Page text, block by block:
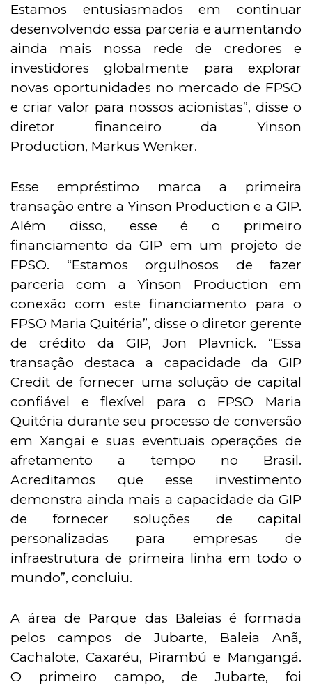
Estamos entusiasmados em continuar
desenvolvendo essa parceria e aumentando
ainda mais nossa rede de credores e
investidores globalmente para explorar
novas oportunidades no mercado de FPSO
e criar valor para nossos acionistas”, disse o
diretor financeiro da Yinson
Production, Markus Wenker.
Esse empréstimo marca a primeira
transação entre a Yinson Production e a GIP.
Além disso, esse é o primeiro
financiamento da GIP em um projeto de
FPSO. “Estamos orgulhosos de fazer
parceria com a Yinson Production em
conexão com este financiamento para o
FPSO Maria Quitéria”, disse o diretor gerente
de crédito da GIP, Jon Plavnick. “Essa
transação destaca a capacidade da GIP
Credit de fornecer uma solução de capital
confiável e flexível para o FPSO Maria
Quitéria durante seu processo de conversão
em Xangai e suas eventuais operações de
afretamento a tempo no Brasil.
Acreditamos que esse investimento
demonstra ainda mais a capacidade da GIP
de fornecer soluções de capital
personalizadas para empresas de
infraestrutura de primeira linha em todo o
mundo”, concluiu.
A área de Parque das Baleias é formada
pelos campos de Jubarte, Baleia Anã,
Cachalote, Caxaréu, Pirambú e Mangangá.
O primeiro campo, de Jubarte, foi